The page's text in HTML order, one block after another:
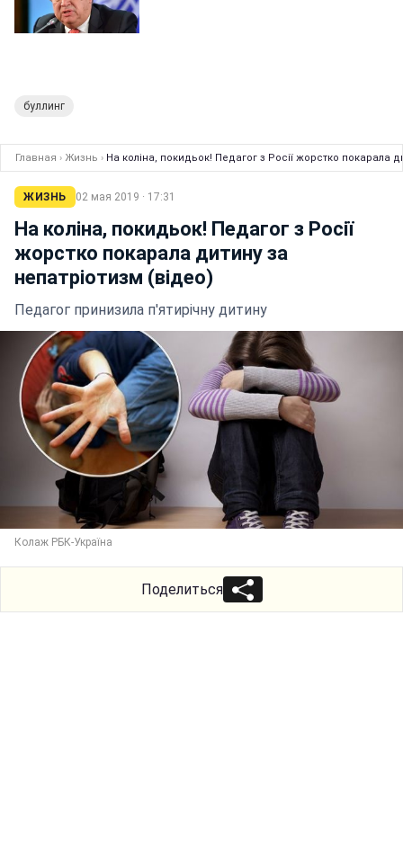
буллинг
Главная › Жизнь › На коліна, покидьок! Педагог з Росії жорстко покарала
ЖИЗНЬ 02 мая 2019 · 17:31
На коліна, покидьок! Педагог з Росії
жорстко покарала дитину за
непатріотизм (відео)
Педагог принизила п'ятирічну дитину
Колаж РБК-Україна
Поделиться